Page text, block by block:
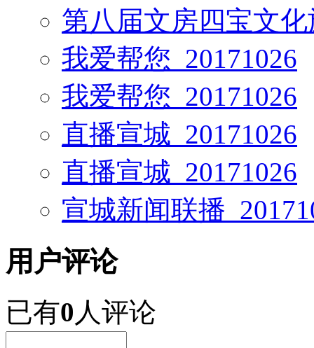
第八届文房四宝文
我爱帮您_20171026
我爱帮您_20171026
直播宣城_20171026
直播宣城_20171026
宣城新闻联播
用户评论
已有0 人评论